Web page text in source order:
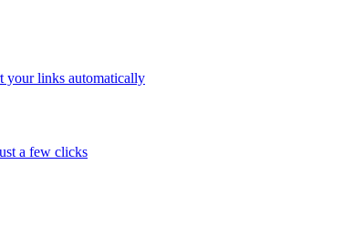
your links automatically
a few clicks